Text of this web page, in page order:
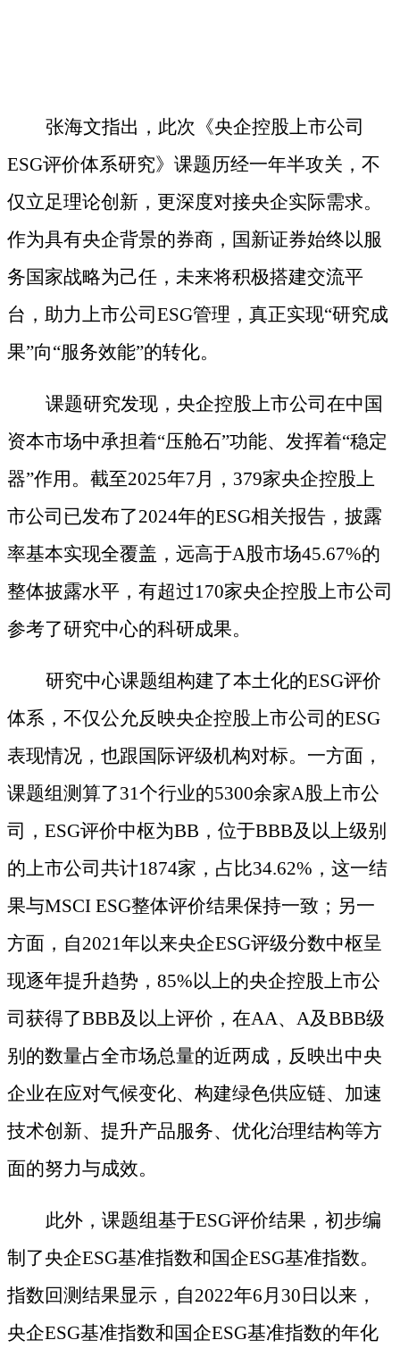
张海文指出 ，此次《央企控股上市公司
ESG评价体系研究》课题历经一年半攻关，不
仅立足理论创新，更深度对接央企实际需求。
作为具有央企背景的券商，国新证券始终以服
务国家战略为己任，未来将积极搭建交流平
台，助力 上市公司 ESG管理，真正实现“研究成
果”向“服务效能”的转化。
课题研究发现，央企控股上市公司在中国
资本市场中承担着“压舱石”功能、发挥着“稳定
器”作用。 截至2025年7 月， 379家央企控股上
市公司已发布了2024年的ESG相关报告，披露
率基本实现全覆盖 ，远高于A股市场45.67%的
整体披露水平 ，有超过170家央企控股上市公司
参考了研究中心的科研成果。
研究中心课题组构建了本土化的ESG评价
体系，不仅公允反映央企控股上市公司的ESG
表现情况，也跟国际评级机构对标。一方面，
课题组测算了31个行业的5300余家A股上市公
司，ESG评价中枢为BB，位于BBB及以上级别
的上市公司共计1874家，占比34.62%，这一结
果与MSCI ESG整体评价结果保持一致；另一
方面，自2021年以来央企ESG评级分数中枢呈
现逐年提升趋势，85%以上的央企控股上市公
司获得了BBB及以上评价，在AA、A及BBB级
别的数量占全市场总量的近两成，反映出中央
企业在应对气候变化、构建绿色供应链、加速
技术创新、提升产品服务、优化治理结构等方
面的努力与成效。
此外，课题组基于ESG评价结果，初步编
制了央企ESG基准指数和国企ESG基准指数。
指数回测结果显示，自2022年6月30日以来，
央企ESG基准指数和国企ESG基准指数的年化